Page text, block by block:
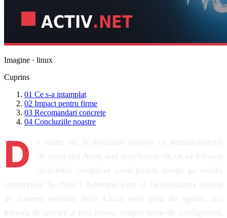
Imagine · linux
Cuprins
01 Ce s-a intamplat
02 Impact pentru firme
03 Recomandari concrete
04 Concluziile noastre
D
e multe ori, in discutiile noastre cu administratorii
de retea din Arad, aud intrebarea: de ce sa folosim
distributii complexe cand putem merge pe solutii
comerciale 'la cheie'? Adevarul este ca flexibilitatea oferita
de sisteme precum Arch Linux este greu de egalat, dar
bariera de intrare a fost mereu timpul mare de configurare.